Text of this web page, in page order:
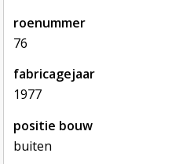
roenummer
76
fabricagejaar
1977
positie bouw
buiten